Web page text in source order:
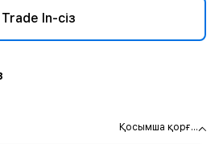
Trade In-сіз
Қосымша қорғ...